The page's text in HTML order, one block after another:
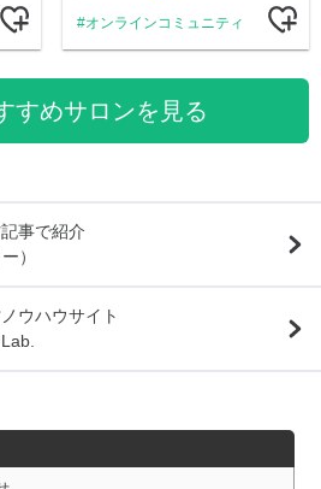
オンラインコミュニティ
すめサロンを見る
事で紹介
）
ウハウサイト